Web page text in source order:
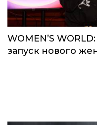
WOMEN’S
запуск нового